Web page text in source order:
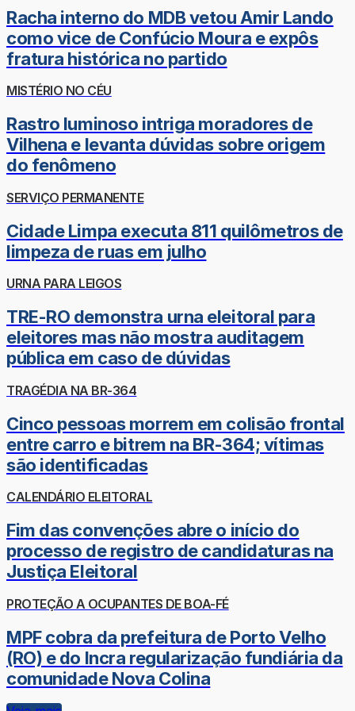
Racha interno do MDB vetou Amir Lando
como vice de Confúcio Moura e expôs
fratura histórica no partido
MISTÉRIO NO CÉU
Rastro luminoso intriga moradores de
Vilhena e levanta dúvidas sobre origem
do fenômeno
SERVIÇO PERMANENTE
Cidade Limpa executa 811 quilômetros de
limpeza de ruas em julho
URNA PARA LEIGOS
TRE-RO demonstra urna eleitoral para
eleitores mas não mostra auditagem
pública em caso de dúvidas
TRAGÉDIA NA BR-364
Cinco pessoas morrem em colisão frontal
entre carro e bitrem na BR-364; vítimas
são identificadas
CALENDÁRIO ELEITORAL
Fim das convenções abre o início do
processo de registro de candidaturas na
Justiça Eleitoral
PROTEÇÃO A OCUPANTES DE BOA-FÉ
MPF cobra da prefeitura de Porto Velho
(RO) e do Incra regularização fundiária da
comunidade Nova Colina